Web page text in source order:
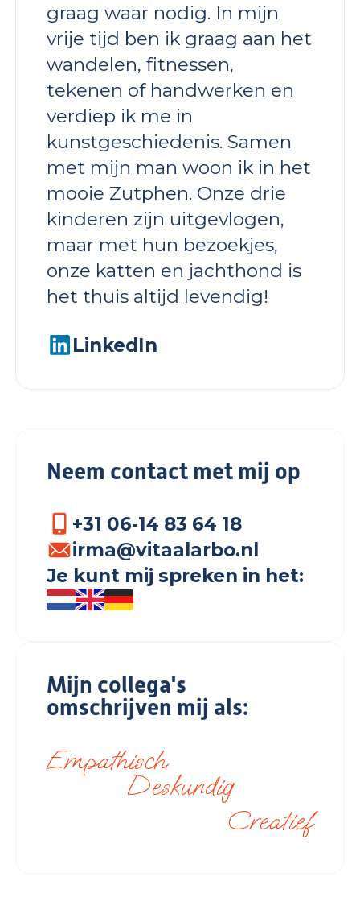
graag waar nodig. In mijn
vrije tijd ben ik graag aan het
wandelen, fitnessen,
tekenen of handwerken en
verdiep ik me in
kunstgeschiedenis. Samen
met mijn man woon ik in het
mooie Zutphen. Onze drie
kinderen zijn uitgevlogen,
maar met hun bezoekjes,
onze katten en jachthond is
het thuis altijd levendig!
LinkedIn
Neem contact met mij op
+31 06-14 83 64 18
irma@vitaalarbo.nl
Je kunt mij spreken in het:
Mijn collega's
omschrijven mij als:
Empathisch
Deskundig
Creatief